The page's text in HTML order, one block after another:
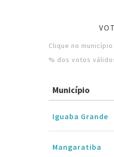
Clique no
% dos votos
Município
Iguaba Grande
Mangaratiba